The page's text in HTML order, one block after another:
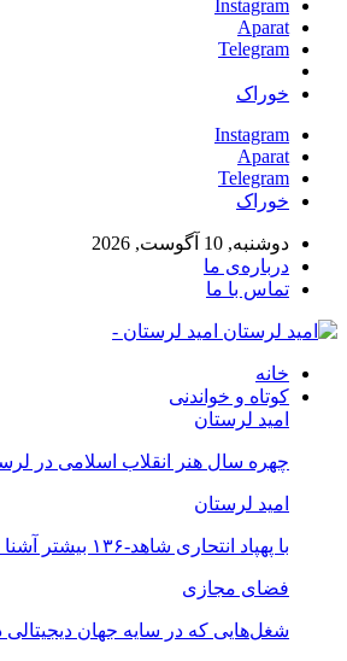
Instagram
Aparat
Telegram
خوراک
Instagram
Aparat
Telegram
خوراک
دوشنبه, 10 آگوست, 2026
درباره‌ی ما
تماس با ما
امید لرستان -
خانه
کوتاه و خواندنی
امید لرستان
چهره سال هنر انقلاب اسلامی در
امید لرستان
با پهپاد انتحاری شاهد-۱۳۶ بیشتر آشنا شوید
فضای مجازی
شغل‌‌هایی که در سایه جهان